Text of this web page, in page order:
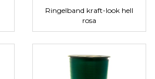
Ringelband kraft-look hell
rosa